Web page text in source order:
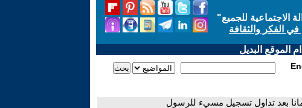
للجميع"
الفكر والثقافة
الموقع البديل
بعد تداول تسجيل مسيء للرسول